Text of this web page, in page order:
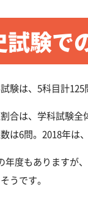
試験で
験は、5科目計
合は、学科試験
は6問。2018年は
年度もありますが
うです。